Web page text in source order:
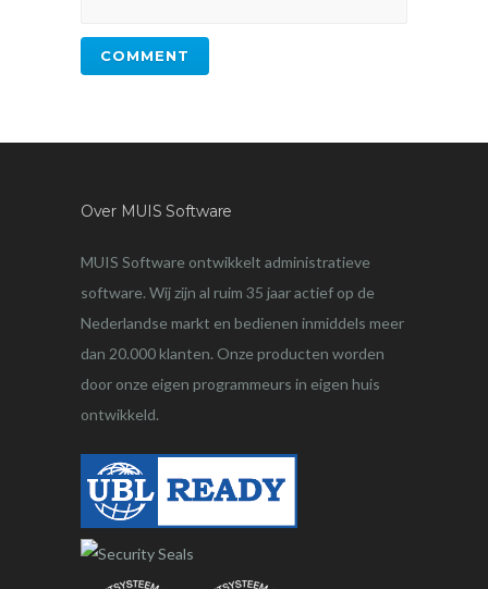
Over MUIS Software
MUIS Software ontwikkelt administratieve
software. Wij zijn al ruim 35 jaar actief op de
Nederlandse markt en bedienen inmiddels meer
dan 20.000 klanten. Onze producten worden
door onze eigen programmeurs in eigen huis
ontwikkeld.